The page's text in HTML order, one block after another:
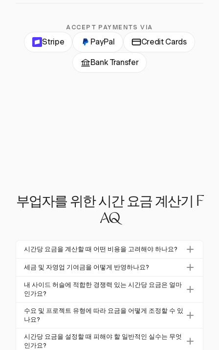
ACCEPT PAYMENTS VIA
Stripe PayPal Credit Cards
Bank Transfer
부업자를 위한 시간 요금 계산기 F
AQ
시간당 요금을 계산할 때 어떤 비용을 고려해야 하나요?
시간당 요금을 계산할 때는 재료 및 도구와 같은 직접
고려해야 합니다. Harvest는 이러한 비용을 계산에 포
함할 수 있도록 하여 포괄적인 가격 전략을 보장합니
다.
세금 및 자영업 기여금을 어떻게 반영하나요?
세금 및 자영업 기여금을 반영하려면 세금 준비 및 관
리 업무와 같은 청구되지 않는 작업을 추적해야 합니
는 데 도움을 주어 전체 가격 전략에 반영되도록 합니
다.
내 사이드 허슬에 적합한 경쟁력 있는 시간당 요금은 얼마
인가요?
경쟁력 있는 시간당 요금은 시장 수요, 고객 예산 및 프
로젝트 복잡성에 따라 달라집니다. Harvest를 사용하여
계 표준에 맞추고 전문성을 반영할 수 있습니다.
수요 및 프로젝트 유형에 따라 요금을 어떻게 조정할 수 있
나요?
프로젝트 수요 및 유형을 고려하여 요금을 조정하세요.
예를 들어, 시간 및 자재 또는 고정 요금 방식이 있습니
시간당 요금을 설정할 때 피해야 할 일반적인 실수는 무엇
인가요?